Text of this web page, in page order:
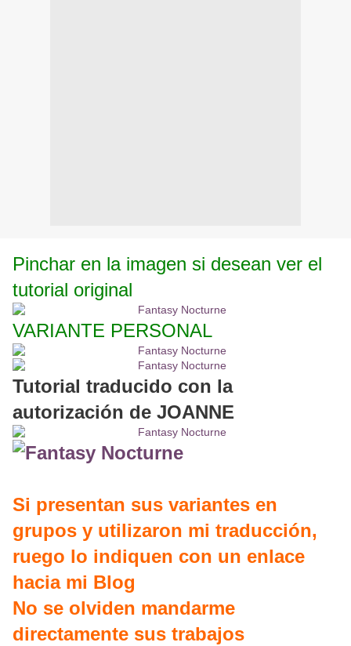
Pinchar en la imagen si desean ver el
tutorial original
VARIANTE PERSONAL
Tutorial traducido con la
autorización de JOANNE
Si presentan sus variantes en
grupos y utilizaron mi traducción,
ruego lo indiquen con un enlace
hacia mi Blog
No se olviden mandarme
directamente sus trabajos